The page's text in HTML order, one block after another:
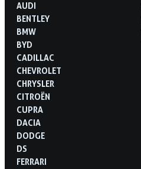
AUDI
BENTLEY
BMW
BYD
CADILLAC
CHEVROLET
CHRYSLER
CITROËN
CUPRA
DACIA
DODGE
DS
FERRARI